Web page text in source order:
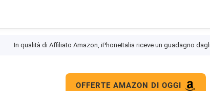
In qualità di Affiliato Amazon, iPhoneItalia riceve un guadagno
OFFERTE AMAZON DI OGGI